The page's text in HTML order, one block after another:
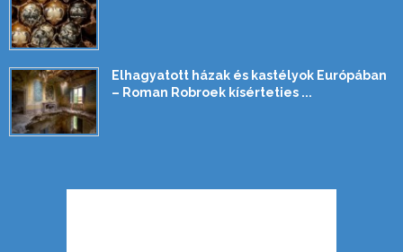
Elhagyatott házak és kastélyok Európában
– Roman Robroek kísérteties ...